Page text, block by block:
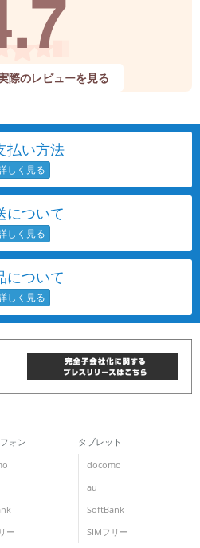
際のレビューを見る
払い方法
について
について
ォン
ー
タブレット
docomo
au
SoftBank
SIMフリー